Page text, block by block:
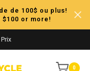
de 100$ ou plus!
or more!
0